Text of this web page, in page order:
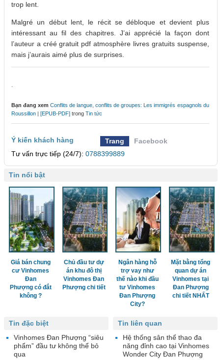
trop lent.
Malgré un début lent, le récit se débloque et devient plus
intéressant au fil des chapitres. J’ai apprécié la façon dont
l’auteur a créé gratuit pdf atmosphère livres gratuits suspense,
mais j’aurais aimé plus de surprises.
Bạn đang xem Conflits de langue, conflits de groupes: Les immigrés espagnols du
Roussillon | [EPUB-PDF] trong Tin tức
Ý kiến khách hàng Trang
Facebook
Tư vấn trực tiếp (24/7): 0788399889
Tin nổi bật
Giá bán chung
cư Vinhomes
Đan
Phượng có đắt
không ?
Chủ đầu tư dự
án khu đô thị
Vinhomes Đan
Phượng chi tiết
Ngân hàng hỗ
trợ vay như
thế nào khi đầu
tư Vinhomes
Đan Phượng
City?
Mặt bằng tổng
quan dự án
Vinhomes tại
Đan Phượng
chi tiết NHẤT
Tin liên quan
Hệ thống sân thể thao đa
năng đỉnh cao tại Vinhomes
Wonder City Đan Phượng
Tin đặc biệt
Vinhomes Đan Phượng “siêu
phẩm” đầu tư không thể bỏ
qua